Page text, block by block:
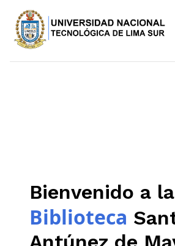
Bienvenido a la
Biblioteca